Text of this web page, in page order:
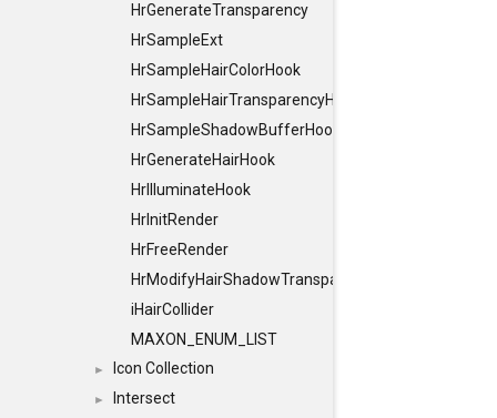
HrGenerateTransparency
HrSampleExt
HrSampleHairColorHook
HrSampleHairTransparencyHook
HrSampleShadowBufferHook
HrGenerateHairHook
HrIlluminateHook
HrInitRender
HrFreeRender
HrModifyHairShadowTransparency
iHairCollider
MAXON_ENUM_LIST
► Icon Collection
► Intersect